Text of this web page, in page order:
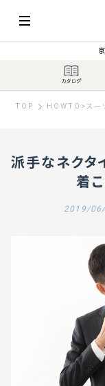
TOP HOWTO >スー
派手なネクタ
着
2019/